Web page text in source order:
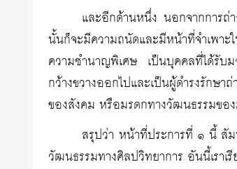
และอีกด้านหนึ่ง นอกจากการถ่
นั้นก็จะมีความถนัดและมีหน้าที่จำเพาะ
ความชำนาญพิเศษ เป็นบุคคลที่ได้รับม
กว้างขวางออกไปและเป็นผู้ดำรงรัก
ของสังคม หรือมรดกทางวัฒนธรรมขอ
สรุปว่า หน้าที่ประการที่ ๑ นี้ สั
วัฒนธรรมทางศิลปวิทยาการ อันนี้เรา